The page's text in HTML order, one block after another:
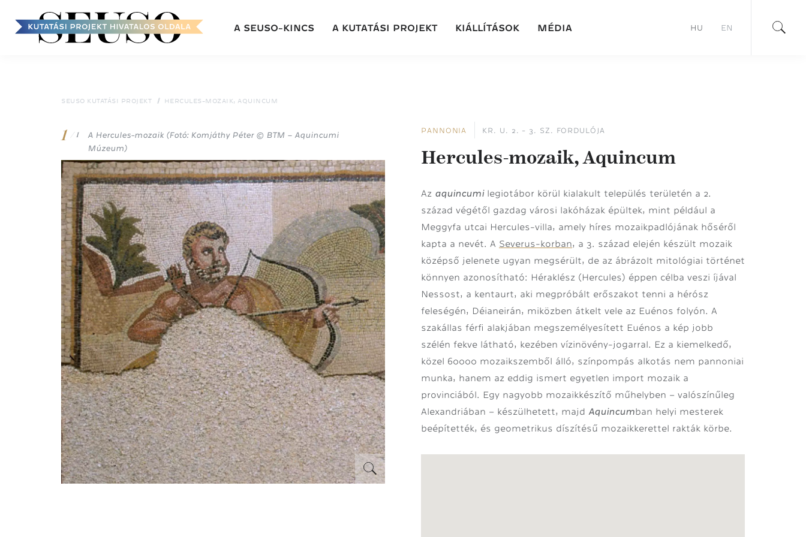
Fő
navigáció
A SEUSO-KINCS A KUTATÁSI PROJEKT KIÁLLÍTÁSOK MÉDIA HU EN
SEUSO KUTATÁSI PROJEKT HERCULES-MOZAIK, AQUINCUM
1 / 1
A Hercules-mozaik (Fotó: Komjáthy Péter © BTM – Aquincumi
Múzeum)
PANNONIA KR. U. 2. - 3. SZ. FORDULÓJA
Hercules-mozaik, Aquincum
Az aquincumilegiotábor körül kialakult település területén a 2.
század végétől gazdag városi lakóházak épültek, mint például a
Meggyfa utcai Hercules-villa, amely híres mozaikpadlójának hőséről
kapta a nevét. A Severus-korban, a 3. század elején készült mozaik
középső jelenete ugyan megsérült, de az ábrázolt mitológiai történet
könnyen azonosítható: Héraklész (Hercules) éppen célba veszi íjával
Nessost, a kentaurt, aki megpróbált erőszakot tenni a hérósz
feleségén, Déianeirán, miközben átkelt vele az Euénos folyón. A
szakállas férfi alakjában megszemélyesített Euénos a kép jobb
szélén fekve látható, kezében vízinövény-jogarral. Ez a kiemelkedő,
közel 60000 mozaikszemből álló, színpompás alkotás nem pannoniai
munka, hanem az eddig ismert egyetlen import mozaik a
provinciából. Egy nagyobb mozaikkészítő műhelyben – valószínűleg
Alexandriában – készülhetett, majd Aquincumban helyi mesterek
beépítették, és geometrikus díszítésű mozaikkerettel rakták körbe.